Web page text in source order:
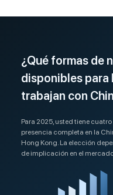
¿Qué formas de
disponibles para
trabajan con
Para 2025, usted tiene
presencia completa en la
Hong Kong. La elección
de implicación en el